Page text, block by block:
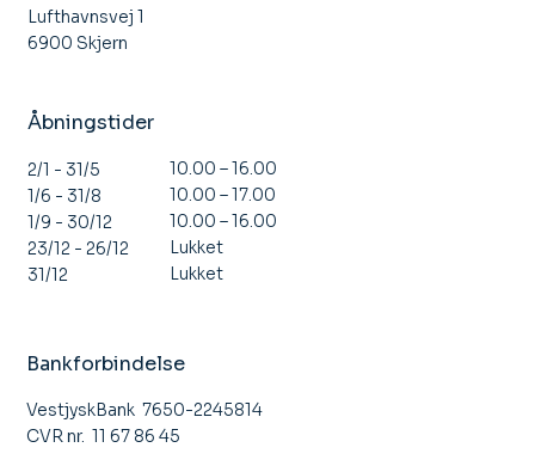
Bankforbindelse
VestjyskBank 7650-2245814
CVR nr. 11 67 86 45
Åbningstider
2/1 - 31/5
1/6 - 31/8
1/9 - 30/12
23/12 - 26/12
31/12
10.00 – 16.00
10.00 – 17.00
10.00 – 16.00
Lukket
Lukket
Lufthavnsvej 1
6900 Skjern